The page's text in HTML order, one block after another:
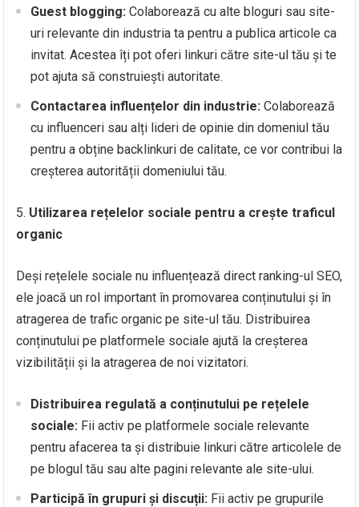
Guest blogging: Colaborează cu alte bloguri sau site-
uri relevante din industria ta pentru a publica articole ca
invitat. Acestea îți pot oferi linkuri către site-ul tău și te
pot ajuta să construiești autoritate.
Contactarea influențelor din industrie: Colaborează
cu influenceri sau alți lideri de opinie din domeniul tău
pentru a obține backlinkuri de calitate, ce vor contribui la
creșterea autorității domeniului tău.
Utilizarea rețelelor sociale pentru a crește traficul
organic
Deși rețelele sociale nu influențează direct ranking-ul SEO,
ele joacă un rol important în promovarea conținutului și în
atragerea de trafic organic pe site-ul tău. Distribuirea
conținutului pe platformele sociale ajută la creșterea
vizibilității și la atragerea de noi vizitatori.
Distribuirea regulată a conținutului pe rețelele
sociale: Fii activ pe platformele sociale relevante
pentru afacerea ta și distribuie linkuri către articolele de
pe blogul tău sau alte pagini relevante ale site-ului.
Participă în grupuri și discuții: Fii activ pe grupurile